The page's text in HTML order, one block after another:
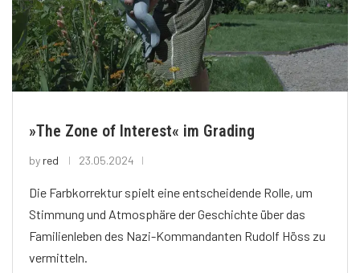
»The Zone of Interest« im Grading
by red 23.05.2024
Die Farbkorrektur spielt eine entscheidende Rolle, um
Stimmung und Atmosphäre der Geschichte über das
Familienleben des Nazi-Kommandanten Rudolf Höss zu
vermitteln.